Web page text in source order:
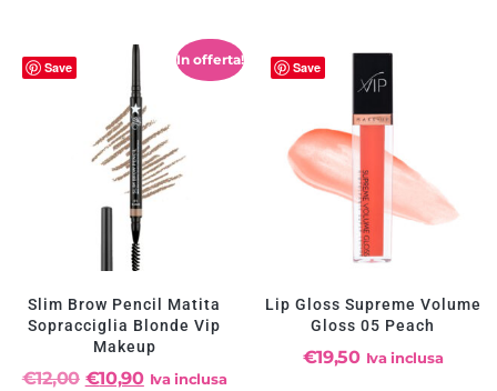
Save
In offerta!
Slim Brow Pencil Matita
Sopracciglia Blonde Vip
Makeup
€12,00 €10,90 Iva inclusa
Save
Lip Gloss Supreme Volume
Gloss 05 Peach
€19,50 Iva inclusa